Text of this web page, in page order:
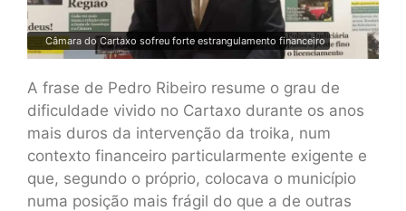
Câmara do Cartaxo sofreu forte estrangulamento financeiro
A frase de Pedro Ribeiro resume o grau de
dificuldade vivido no Cartaxo durante os anos
mais duros da intervenção da troika, num
contexto financeiro particularmente exigente e
que, segundo o próprio, colocava o município
numa posição mais frágil do que a de outras